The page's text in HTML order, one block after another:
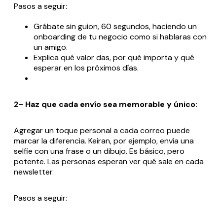
Pasos a seguir:
Grábate sin guion, 60 segundos, haciendo un
onboarding de tu negocio como si hablaras con
un amigo.
Explica qué valor das, por qué importa y qué
esperar en los próximos días.
2- Haz que cada envío sea memorable y único:
Agregar un toque personal a cada correo puede
marcar la diferencia. Keiran, por ejemplo, envía una
selfie con una frase o un dibujo. Es básico, pero
potente. Las personas esperan ver qué sale en cada
newsletter.
Pasos a seguir: